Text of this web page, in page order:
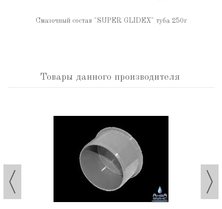
Смазочный состав "SUPER GLIDEX" туба 250г
Товары данного производителя